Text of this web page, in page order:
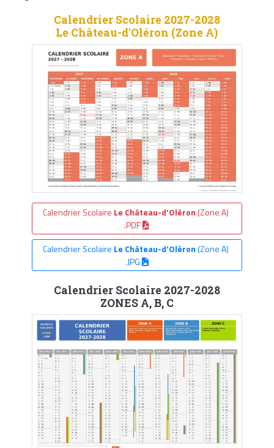
Calendrier Scolaire 2027-2028
Le Château-d'Oléron (Zone A)
Calendrier Scolaire Le Château-d'Oléron (Zone A)
.PDF
Calendrier Scolaire Le Château-d'Oléron(Zone A)
.JPG
Calendrier Scolaire 2027-2028
ZONES A, B, C